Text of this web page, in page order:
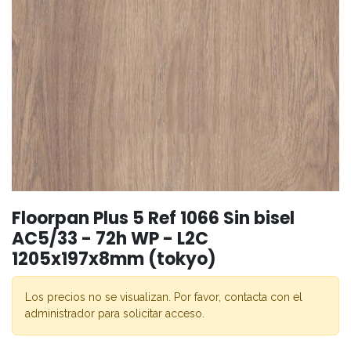
Floorpan Plus 5 Ref 1066 Sin bisel
AC5/33 - 72h WP - L2C
1205x197x8mm (tokyo)
Los precios no se visualizan. Por favor, contacta con el
administrador para solicitar acceso.